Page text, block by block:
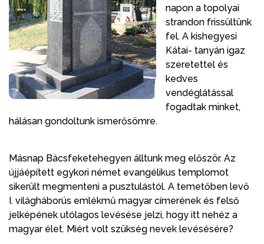
napon a topolyai
strandon frissültünk
fel. A kishegyesi
Kátai- tanyán igaz
szeretettel és
kedves
vendéglátással
fogadtak minket,
hálásan gondoltunk ismerősömre.
Másnap Bácsfeketehegyen álltunk meg először. Az
újjáépített egykori német evangélikus templomot
sikerült megmenteni a pusztulástól. A temetőben levő
I. világháborús emlékmű magyar címerének és felső
jelképének utólagos levésése jelzi, hogy itt nehéz a
magyar élet. Miért volt szükség nevek levésésére?